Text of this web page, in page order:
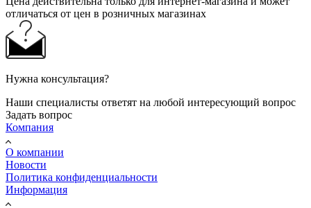
отличаться от цен в розничных магазинах
Нужна консультация?
Наши специалисты ответят на любой интересующий вопрос
Задать вопрос
Компания
О компании
Новости
Политика конфиденциальности
Информация